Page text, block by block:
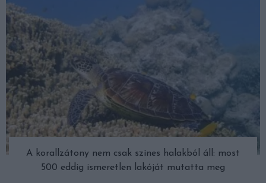
A korallzátony nem csak színes halakból áll: most
500 eddig ismeretlen lakóját mutatta meg